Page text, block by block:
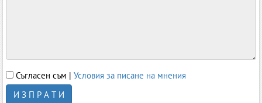
Съгласен съм | Условия за писане на мнения
И З П Р А Т И